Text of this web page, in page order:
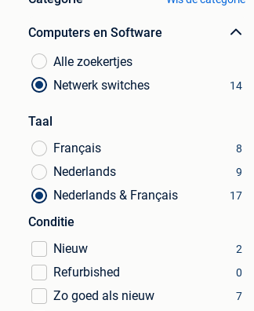
Computers en Software
Alle zoekertjes
Netwerk switches
14
Taal
Français
8
Nederlands 9
Nederlands & Français 17
Conditie
Nieuw
2
Refurbished 0
Zo goed als nieuw 7